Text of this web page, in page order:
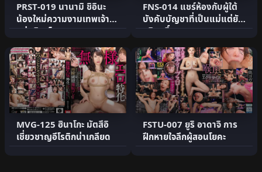
PRST-019 นานามิ ชิอินะ
น้องใหม่ความงามเทพเจ้า
แห่งมินาโตะ
FNS-014 แชร์ห้องกับผู้ใต้
บังคับบัญชาที่เป็นแม่แต่ยัง
บริสุทธิ์
MVG-125 ฮินาโกะ มัตสึอิ
เชี่ยวชาญอีโรติกน่าเกลียด
FSTU-007 ยูริ อาดาจิ การ
ฝึกหายใจลึกผู้สอนโยคะ